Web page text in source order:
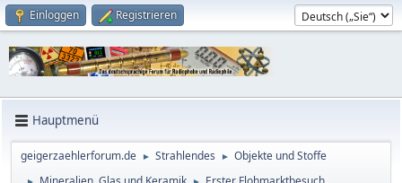
Einloggen Registrieren
Hauptmenü
geigerzaehlerforum.de ► Strahlendes ► Objekte und Stoffe